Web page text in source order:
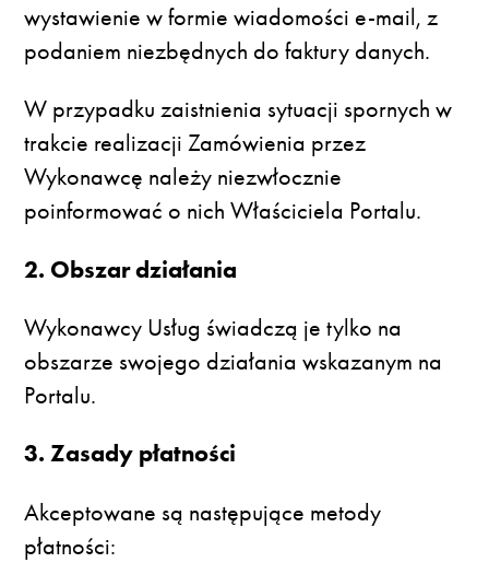
wystawienie w formie wiadomości e-mail, z
podaniem niezbędnych do faktury danych.
W przypadku zaistnienia sytuacji spornych w
trakcie realizacji Zamówienia przez
Wykonawcę należy niezwłocznie
poinformować o nich Właściciela Portalu.
2. Obszar działania
Wykonawcy Usług świadczą je tylko na
obszarze swojego działania wskazanym na
Portalu.
3. Zasady płatności
Akceptowane są następujące metody
płatności: